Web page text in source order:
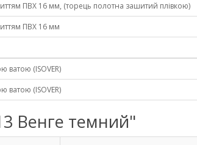
ПВХ 16 мм, (торець полотна зашитий плівкою)
ПВХ 16 мм
ватою (ISOVER)
ватою (ISOVER)
Венге темний"